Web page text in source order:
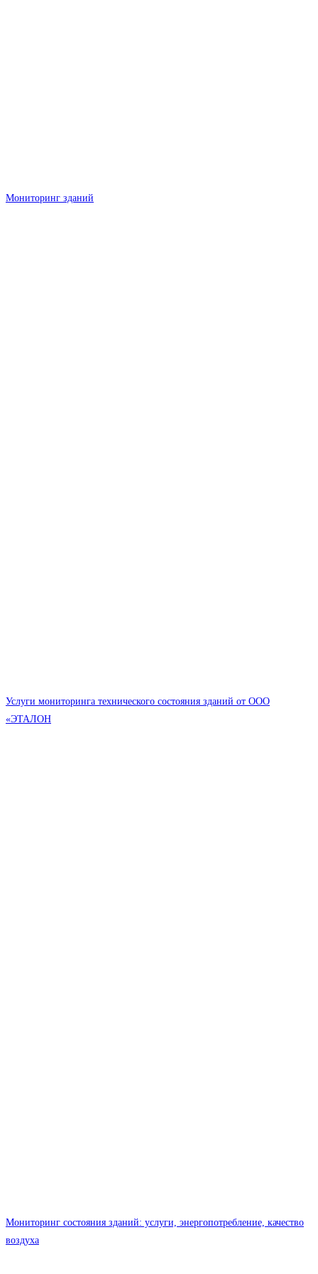
Мониторинг зданий
Услуги мониторинга технического состояния зданий от ООО
«ЭТАЛОН
Мониторинг состояния зданий: услуги, энергопотребление, качество
воздуха